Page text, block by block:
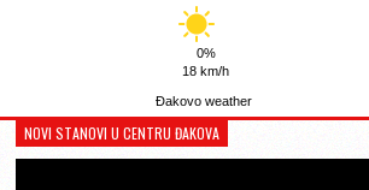
0%
18 km/h
Đakovo weather
NOVI STANOVI U CENTRU ĐAKOVA